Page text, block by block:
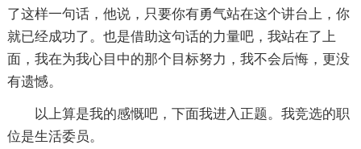
了这样一句话，他说，只要你有勇气站在这个讲台上，你
就已经成功了。也是借助这句话的力量吧，我站在了上
面，我在为我心目中的那个目标努力，我不会后悔，更没
有遗憾。
以上算是我的感慨吧，下面我进入正题。我竞选的职
位是生活委员。